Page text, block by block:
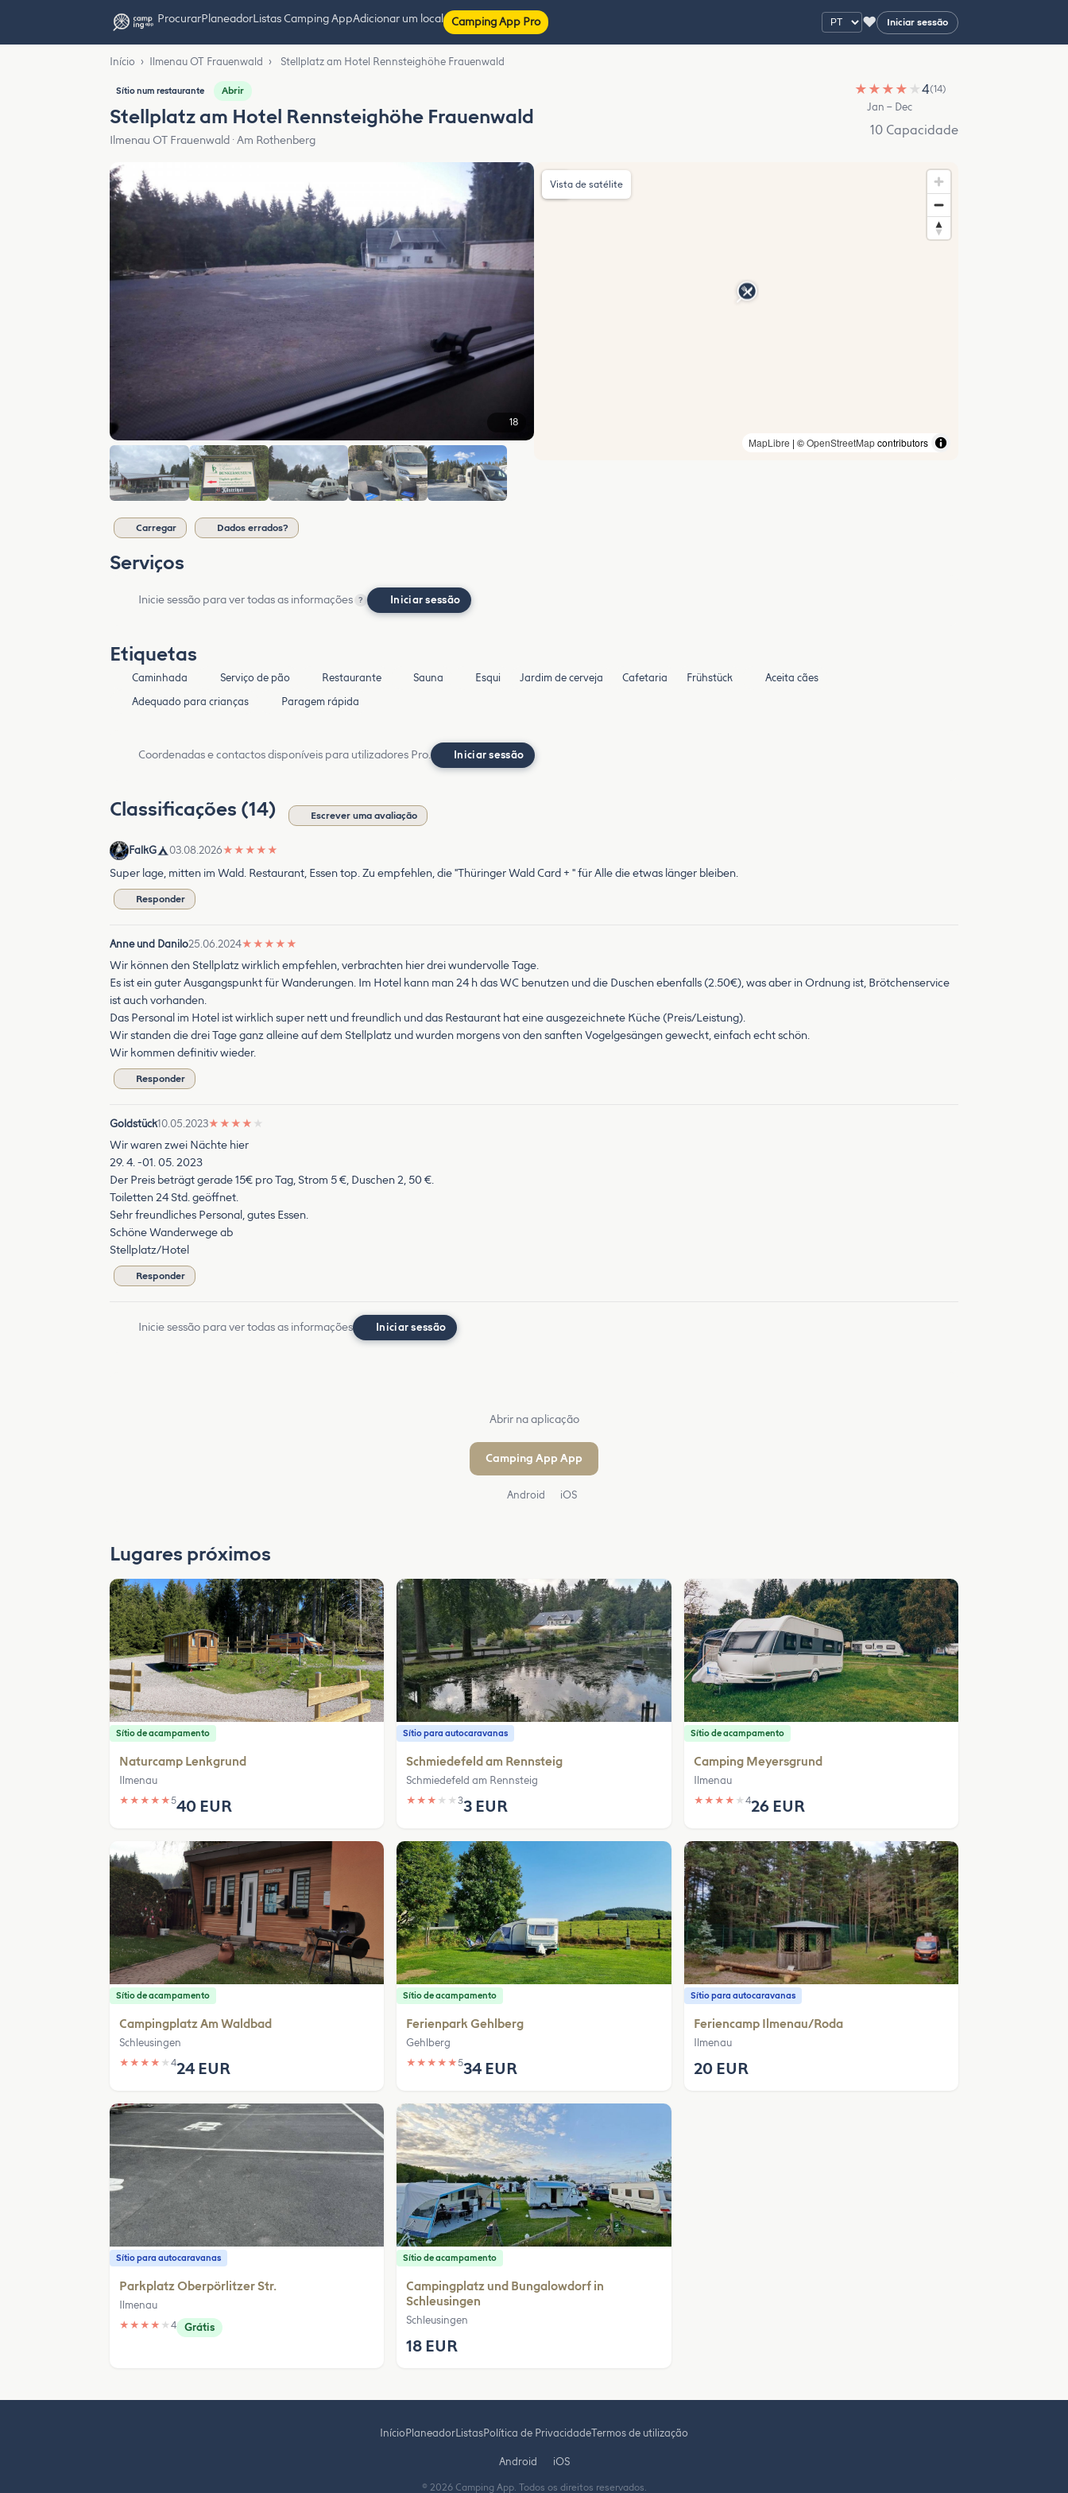
ProcurarPlaneadorListas Camping AppAdicionar um local Camping App Pro ♥ Iniciar sessão
Início › Ilmenau OT Frauenwald › Stellplatz am Hotel Rennsteighöhe Frauenwald
Sítio num restaurante Abrir
Stellplatz am Hotel Rennsteighöhe Frauenwald
Ilmenau OT Frauenwald · Am Rothenberg
★ ★ ★ ★ ★4(14)
Jan – Dec
10 Capacidade
18
MapLibre | ©OpenStreetMapcontributors
Vista de satélite
Carregar Dados errados?
Serviços
Inicie sessão para ver todas as informações ? Iniciar sessão
Etiquetas
Caminhada Serviço de pão Restaurante Sauna Esqui Jardim de cerveja Cafetaria Frühstück
Aceita cães
Adequado para crianças
Paragem rápida
Coordenadas e contactos disponíveis para utilizadores Pro. Iniciar sessão
Classificações (14) Escrever uma avaliação
FalkG 03.08.2026★ ★ ★ ★ ★
Super lage, mitten im Wald. Restaurant, Essen top. Zu empfehlen, die "Thüringer Wald Card + " für Alle die etwas länger bleiben.
Responder
Anne und Danilo25.06.2024★ ★ ★ ★ ★
Wir können den Stellplatz wirklich empfehlen, verbrachten hier drei wundervolle Tage.
Es ist ein guter Ausgangspunkt für Wanderungen. Im Hotel kann man 24 h das WC benutzen und die Duschen ebenfalls (2.50€), was aber in Ordnung ist, Brötchenservice
ist auch vorhanden.
Das Personal im Hotel ist wirklich super nett und freundlich und das Restaurant hat eine ausgezeichnete Küche (Preis/Leistung).
Wir standen die drei Tage ganz alleine auf dem Stellplatz und wurden morgens von den sanften Vogelgesängen geweckt, einfach echt schön.
Wir kommen definitiv wieder.
Responder
Goldstück10.05.2023★ ★ ★ ★ ★
Wir waren zwei Nächte hier
29. 4. -01. 05. 2023
Der Preis beträgt gerade 15€ pro Tag, Strom 5 €, Duschen 2, 50 €.
Toiletten 24 Std. geöffnet.
Sehr freundliches Personal, gutes Essen.
Schöne Wanderwege ab
Stellplatz/Hotel
Responder
Inicie sessão para ver todas as informações Iniciar sessão
Abrir na aplicação
Camping App App
Android iOS
Lugares próximos
Sítio de acampamento
Naturcamp Lenkgrund
Ilmenau
★ ★ ★ ★ ★540 EUR
Sítio para autocaravanas
Schmiedefeld am Rennsteig
Schmiedefeld am Rennsteig
★ ★ ★ ★ ★33 EUR
Sítio de acampamento
Camping Meyersgrund
Ilmenau
★ ★ ★ ★ ★ 426 EUR
Sítio de acampamento
Campingplatz Am Waldbad
Schleusingen
★ ★ ★ ★ ★ 424 EUR
Sítio de acampamento
Ferienpark Gehlberg
Gehlberg
★ ★ ★ ★ ★534 EUR
Sítio para autocaravanas
Feriencamp Ilmenau/Roda
Ilmenau
20 EUR
Sítio para autocaravanas
Parkplatz Oberpörlitzer Str.
Ilmenau
★ ★ ★ ★ ★ 4 Grátis
Sítio de acampamento
Campingplatz und Bungalowdorf in
Schleusingen
Schleusingen
18 EUR
Início PlaneadorListasPolítica de PrivacidadeTermos de utilização
Android iOS
© 2026 Camping App. Todos os direitos reservados.